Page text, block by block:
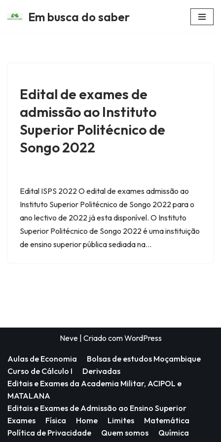
Em busca do saber
Edital de exames de
admissão ao Instituto
Superior Politécnico de
Songo 2022
Edital ISPS 2022 O edital de exames admissão ao
Instituto Superior Politécnico de Songo 2022 para o
ano lectivo de 2022 já esta disponível. O Instituto
Superior Politécnico de Songo 2022 é uma instituição
de ensino superior pública sediada na…
Neve| Criado comWordPress
Aulas de Economia
Bolsas de estudos Moçambique
Curso de Cálculo I
Derivadas
Editais e Exames da Academia Militar, ACIPOL e
MATALANA
Editais e Exames de Admissão ao Ensino Superior
Exames
Física Home Limites
Matemática
Política de Privacidade
Quem somos Química